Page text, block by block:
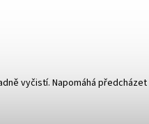
vyčistí. Napomáhá předcházet